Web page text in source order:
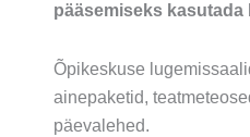
pääsemiseks kasutada
Õpikeskuse
ainepaketid,
päevalehed.